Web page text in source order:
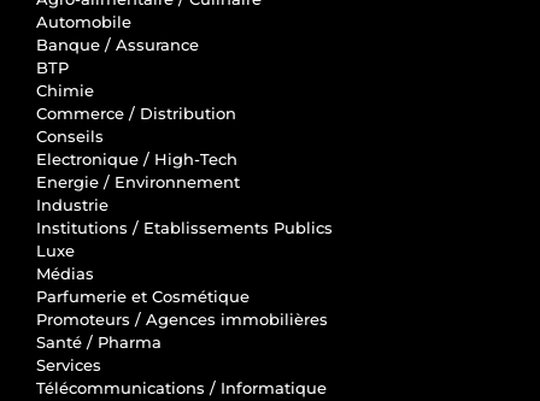
Automobile
Banque / Assurance
BTP
Chimie
Commerce / Distribution
Conseils
Electronique / High-Tech
Energie / Environnement
Industrie
Institutions / Etablissements Publics
Luxe
Médias
Parfumerie et Cosmétique
Promoteurs / Agences immobilières
Santé / Pharma
Services
Télécommunications / Informatique